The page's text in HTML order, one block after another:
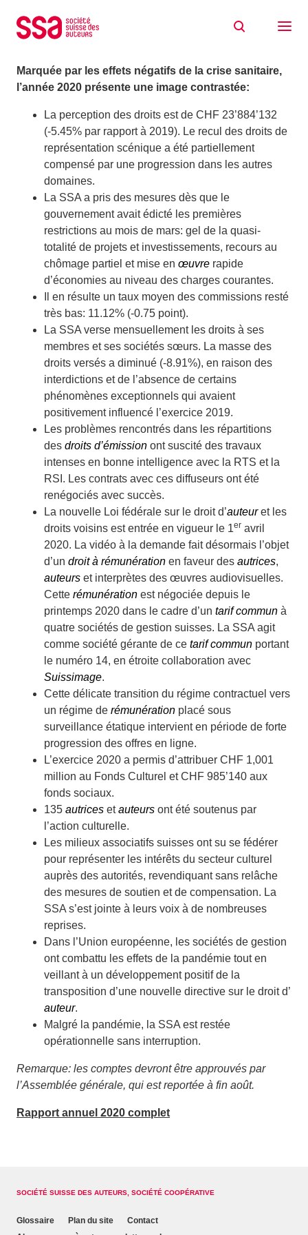
Marquée par les effets négatifs de la crise sanitaire,
l’année 2020 présente une image contrastée:
La perception des droits est de CHF 23’884’132
(-5.45% par rapport à 2019). Le recul des droits de
représentation scénique a été partiellement
compensé par une progression dans les autres
domaines.
La SSA a pris des mesures dès que le
gouvernement avait édicté les premières
restrictions au mois de mars: gel de la quasi-
totalité de projets et investissements, recours au
chômage partiel et mise en œuvre rapide
d’économies au niveau des charges courantes.
Il en résulte un taux moyen des commissions resté
très bas: 11.12% (-0.75 point).
La SSA verse mensuellement les droits à ses
membres et ses sociétés sœurs. La masse des
droits versés a diminué (-8.91%), en raison des
interdictions et de l’absence de certains
phénomènes exceptionnels qui avaient
positivement influencé l’exercice 2019.
Les problèmes rencontrés dans les répartitions
des droits d’émission ont suscité des travaux
intenses en bonne intelligence avec la RTS et la
RSI. Les contrats avec ces diffuseurs ont été
renégociés avec succès.
La nouvelle Loi fédérale sur le droit d’auteuret les
droits voisins est entrée en vigueur le 1er avril
2020. La vidéo à la demande fait désormais l’objet
d’un droit à rémunération en faveur des autrices,
auteurs et interprètes des œuvres audiovisuelles.
Cette rémunération est négociée depuis le
printemps 2020 dans le cadre d’un tarif commun à
quatre sociétés de gestion suisses. La SSA agit
comme société gérante de ce tarif commun portant
le numéro 14, en étroite collaboration avec
Suissimage.
Cette délicate transition du régime contractuel vers
un régime de rémunération placé sous
surveillance étatique intervient en période de forte
progression des offres en ligne.
L’exercice 2020 a permis d’attribuer CHF 1,001
million au Fonds Culturel et CHF 985’140 aux
fonds sociaux.
135 autrices etauteurs ont été soutenus par
l’action culturelle.
Les milieux associatifs suisses ont su se fédérer
pour représenter les intérêts du secteur culturel
auprès des autorités, revendiquant sans relâche
des mesures de soutien et de compensation. La
SSA s’est jointe à leurs voix à de nombreuses
reprises.
Dans l’Union européenne, les sociétés de gestion
ont combattu les effets de la pandémie tout en
veillant à un développement positif de la
transposition d’une nouvelle directive sur le droit d’
auteur.
Malgré la pandémie, la SSA est restée
opérationnelle sans interruption.
Remarque: les comptes devront être approuvés par
l’Assemblée générale, qui est reportée à fin août.
Rapport annuel 2020 complet
SOCIÉTÉ SUISSE DES AUTEURS, SOCIÉTÉ COOPÉRATIVE
Glossaire Plan du site
Contact